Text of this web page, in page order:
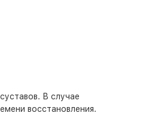
В случае
восстановления.